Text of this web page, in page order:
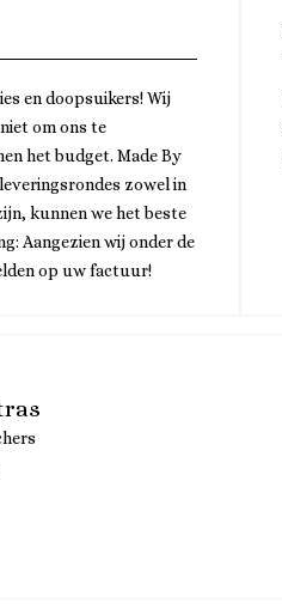
en doopsuikers! Wij
om ons te
het budget. Made By
zowel in
kunnen we het beste
Aangezien wij onder de
op uw factuur!